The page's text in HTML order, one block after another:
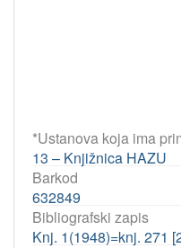
*Ustanova koja ima
13 – Knjižnica HAZU
Barkod
632849
Bibliografski zapis
Knj. 1(1948)=knj. 271